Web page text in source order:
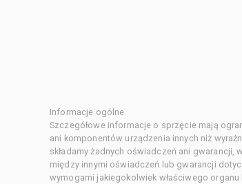
Informacje ogólne
Szczegółowe informacje o sprzęcie mają
ani komponentów urządzenia innych niż
składamy żadnych oświadczeń ani
między innymi oświadczeń lub gwarancji
wymogami jakiegokolwiek właściwego